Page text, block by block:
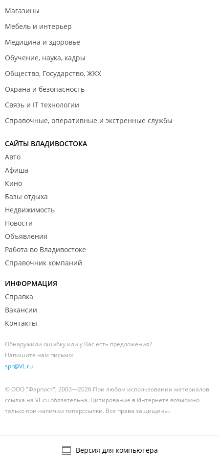
Магазины
Мебель и интерьер
Медицина и здоровье
Обучение, наука, кадры
Общество, Государство, ЖКХ
Охрана и безопасность
Связь и IT технологии
Справочные, оперативные и экстренные службы
САЙТЫ ВЛАДИВОСТОКА
Авто
Афиша
Кино
Базы отдыха
Недвижимость
Новости
Объявления
Работа во Владивостоке
Справочник компаний
ИНФОРМАЦИЯ
Справка
Вакансии
Контакты
Обнаружили ошибку или у Вас есть предложения?
Напишите нам письмо:
spr@VL.ru
© ООО "Фарпост", 2003—2026 При любом использовании материалов
ссылка на VL.ru обязательна. Цитирование в Интернете возможно
только при наличии гиперссылки. Все права защищены.
Версия для компьютера